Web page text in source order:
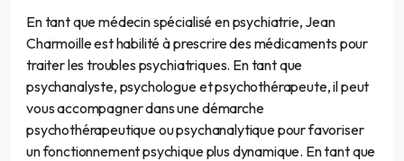
En tant que médecin spécialisé en psychiatrie, Jean
Charmoille est habilité à prescrire des médicaments pour
traiter les troubles psychiatriques. En tant que
psychanalyste, psychologue et psychothérapeute, il peut
vous accompagner dans une démarche
psychothérapeutique ou psychanalytique pour favoriser
un fonctionnement psychique plus dynamique. En tant que